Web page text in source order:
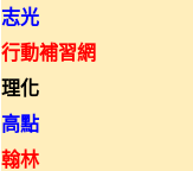
志光
行動補習網
理化
高點
翰林